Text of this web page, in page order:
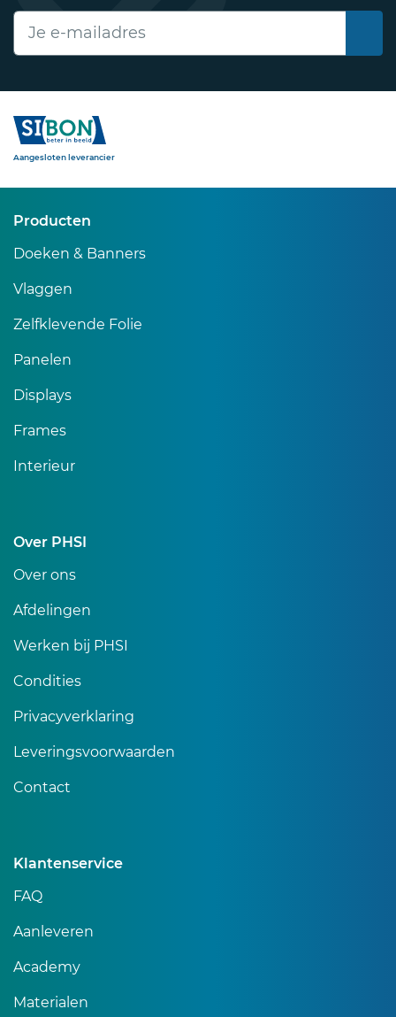
E-mailadres
Sibon
Aangesloten leverancier
Producten
Doeken & Banners
Vlaggen
Zelfklevende Folie
Panelen
Displays
Frames
Interieur
Over PHSI
Over ons
Afdelingen
Werken bij PHSI
Condities
Privacyverklaring
Leveringsvoorwaarden
Contact
Klantenservice
FAQ
Aanleveren
Academy
Materialen